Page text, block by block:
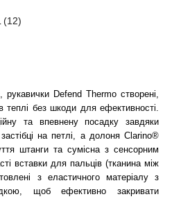
(12)
Defend Thermo створені,
теплі без шкоди для ефективності.
та впевнену посадку завдяки
на петлі, а долоня Clarino®
штанги та сумісна з сенсорним
вставки для пальців (тканина між
з еластичного матеріалу з
щоб ефективно закривати